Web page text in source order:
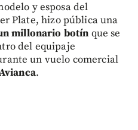
y esposa del
Plate, hizo pública una
millonario botín que se
del equipaje
un vuelo comercial
.